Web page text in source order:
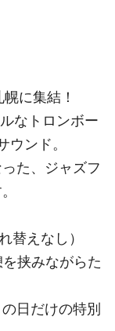
に集結！
なトロンボー
ンド。
た、ジャズフ
替えなし）
挟みながらた
日だけの特別